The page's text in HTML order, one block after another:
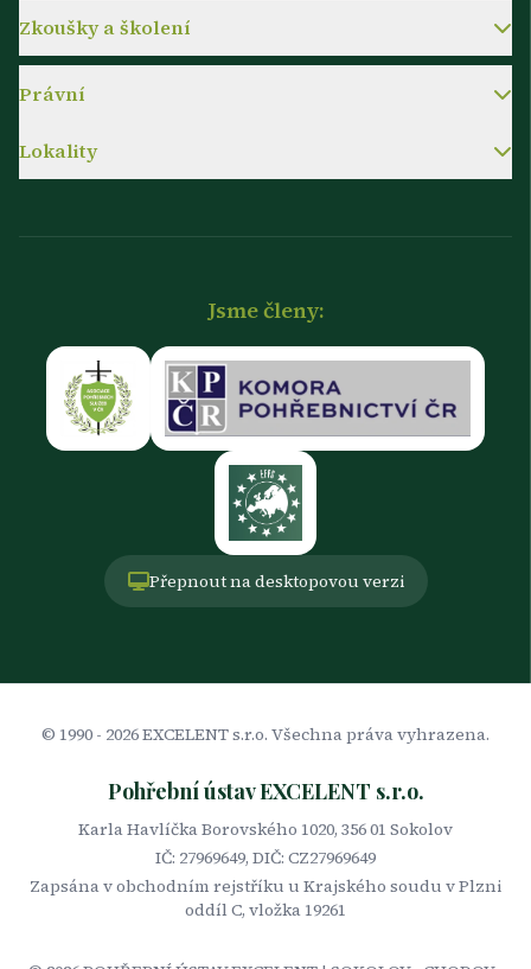
Zkoušky a školení
Právní
Lokality
Jsme členy:
Přepnout na desktopovou verzi
© 1990 - 2026EXCELENT s.r.o. Všechna práva vyhrazena.
Pohřební ústav EXCELENT s.r.o.
Karla Havlíčka Borovského 1020, 356 01 Sokolov
IČ: 27969649, DIČ: CZ27969649
Zapsána v obchodním rejstříku u Krajského soudu v Plzni
oddíl C, vložka 19261